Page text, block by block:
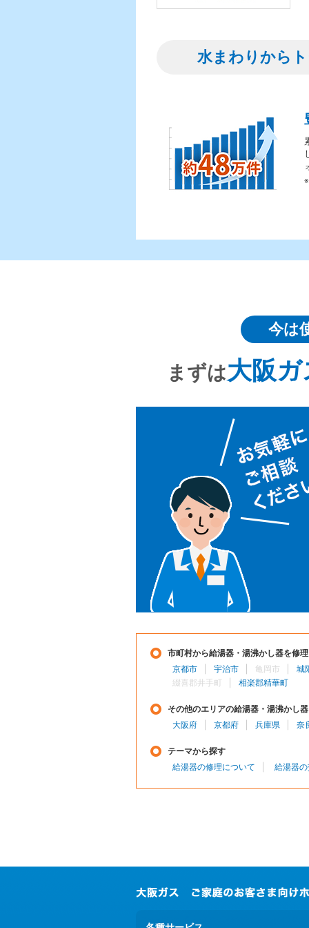
水まわりから
今は
まずは大阪
市町村から給湯器・湯沸かし器を修
京都市
宇治市 亀岡市
城
綴喜郡井手町
相楽郡精華町
その他のエリアの給湯器・湯沸かし
大阪府
京都府 兵庫県 奈
テーマから探す
給湯器の修理について
給湯器